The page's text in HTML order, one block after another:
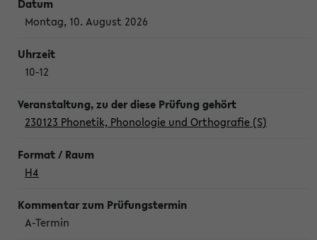
Montag, 10. August 2026
10-12
230123 Phonetik, Phonologie und Orthografie (S)
H4
A-Termin